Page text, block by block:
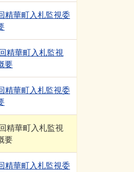
精華町入札監視委
精華町入札監視
要
精華町入札監視委
精華町入札監視
要
精華町入札監視委